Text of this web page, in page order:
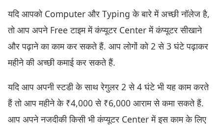
यदि आपको Computer और Typing के बारे में अच्छी नॉलेज है,
तो आप अपने Free टाइम में कंप्यूटर Center में कंप्यूटर सीखाने
और पढ़ाने का काम कर सकते हैं. आप लोगों को 2 से 3 घंटे पढ़ाकर
महीने की अच्छी कमाई कर सकते हैं.
यदि आप अपनी स्टडी के साथ रेगुलर 2 से 4 घंटे भी यह काम करते
हैं तो आप महीने के ₹4,000 से ₹6,000 आराम से कमा सकते हैं.
आप अपने नजदीकी किसी भी कंप्यूटर Center में इस काम के लिए